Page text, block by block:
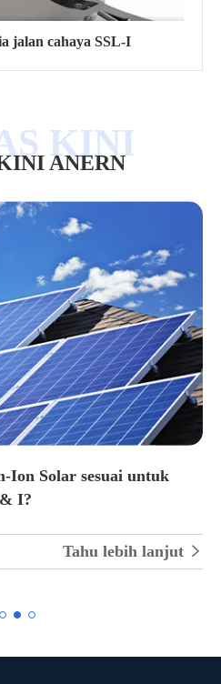
jalan cahaya SSL-I
ANERN
Ion Solar sesuai untuk
I?
Tahu lebih lanjut 